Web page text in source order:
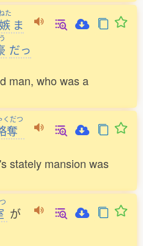
た
嫉 ま
だっ
man, who was a
くだつ
奪
stately mansion was
が